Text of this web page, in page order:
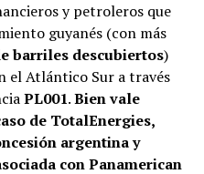
y petroleros que
guyanés (con más
barriles descubiertos)
el Atlántico Sur a través
PL001.Bien vale
de TotalEnergies,
argentina y
con Panamerican